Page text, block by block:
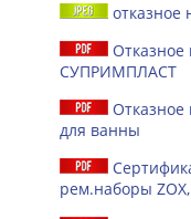
отказное
СУПРИМПЛАСТ
для ванны
рем.наборы